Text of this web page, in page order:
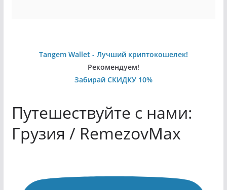
Tangem Wallet - Лучший криптокошелек!
Рекомендуем!
Забирай СКИДКУ 10%
Путешествуйте с нами:
Грузия / RemezovMax